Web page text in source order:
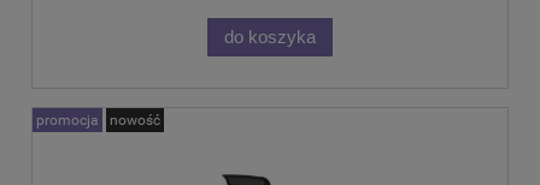
do koszyka
promocja nowość